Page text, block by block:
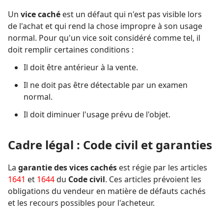
Un vice caché est un défaut qui n'est pas visible lors
de l'achat et qui rend la chose impropre à son usage
normal. Pour qu'un vice soit considéré comme tel, il
doit remplir certaines conditions :
Il doit être antérieur à la vente.
Il ne doit pas être détectable par un examen
normal.
Il doit diminuer l'usage prévu de l'objet.
Cadre légal : Code civil et garanties
La garantie des vices cachés est régie par les articles
1641 et 1644du Code civil. Ces articles prévoient les
obligations du vendeur en matière de défauts cachés
et les recours possibles pour l'acheteur.